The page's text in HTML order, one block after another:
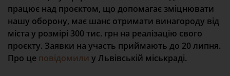
працює над проєктом, що допомагає зміцнювати
нашу оборону, має шанс отримати винагороду від
міста у розмірі 300 тис. грн на реалізацію свого
проєкту. Заявки на участь приймають до 20 липня.
Про це повідомили у Львівській міськраді.